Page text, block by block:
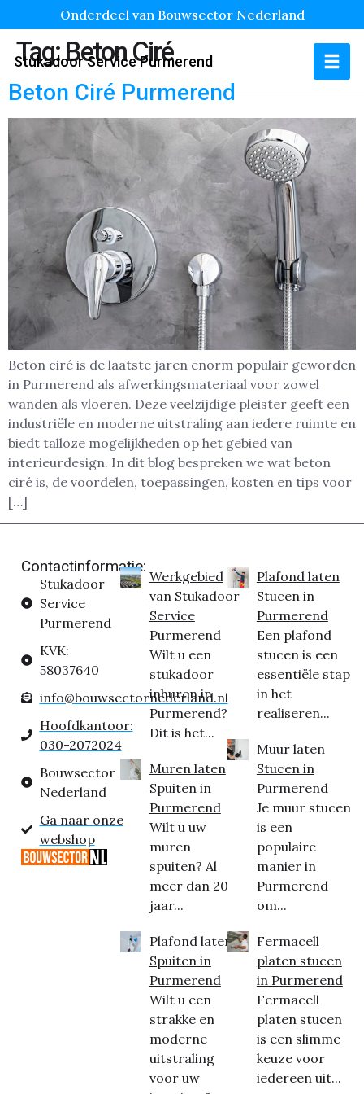
Onderdeel van Bouwsector Nederland
Stukadoor Service Purmerend
Tag:Beton Ciré
Beton Ciré Purmerend
Beton ciré is de laatste jaren enorm populair geworden
in Purmerend als afwerkingsmateriaal voor zowel
wanden als vloeren. Deze veelzijdige pleister geeft een
industriële en moderne uitstraling aan iedere ruimte en
biedt talloze mogelijkheden op het gebied van
interieurdesign. In dit blog bespreken we wat beton
ciré is, de voordelen, toepassingen, kosten en tips voor
[…]
Contactinformatie:
Stukadoor
Service
Purmerend
KVK:
58037640
info@bouwsectornederland.nl
Hoofdkantoor:
030-2072024
Bouwsector
Nederland
Ga naar onze
webshop
Werkgebied
van Stukadoor
Service
Purmerend
Wilt u een
stukadoor
inhuren in
Purmerend?
Dit is het...
Muren laten
Spuiten in
Purmerend
Wilt u uw
muren
spuiten? Al
meer dan 20
jaar...
Plafond laten
Spuiten in
Purmerend
Wilt u een
strakke en
moderne
uitstraling
voor uw
Plafond laten
Stucen in
Purmerend
Een plafond
stucen is een
essentiële stap
in het
realiseren...
Muur laten
Stucen in
Purmerend
Je muur stucen
is een
populaire
manier in
Purmerend
om...
Fermacell
platen stucen
in Purmerend
Fermacell
platen stucen
is een slimme
keuze voor
iedereen uit...